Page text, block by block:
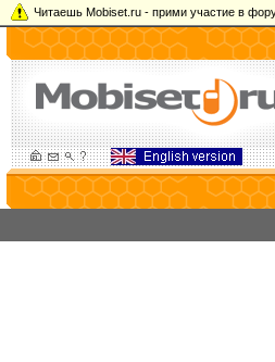
Читаешь Mobiset.ru - прими участие в